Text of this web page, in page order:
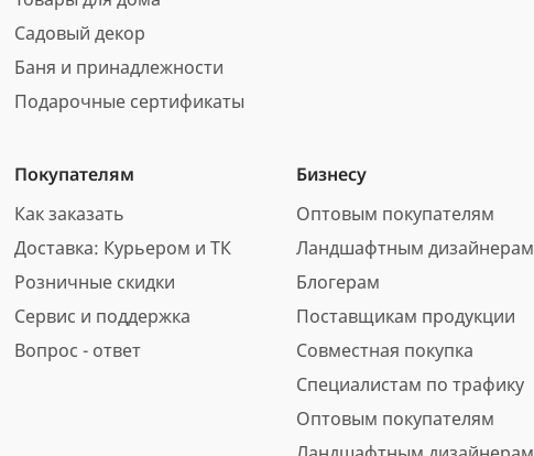
Садовый декор
Баня и принадлежности
Подарочные сертификаты
Покупателям
Как заказать
Доставка: Курьером и ТК
Розничные скидки
Сервис и поддержка
Вопрос - ответ
Бизнесу
Оптовым покупателям
Ландшафтным дизайнерам
Блогерам
Поставщикам продукции
Совместная покупка
Специалистам по трафику
Оптовым покупателям